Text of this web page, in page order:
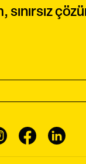
sınırsız